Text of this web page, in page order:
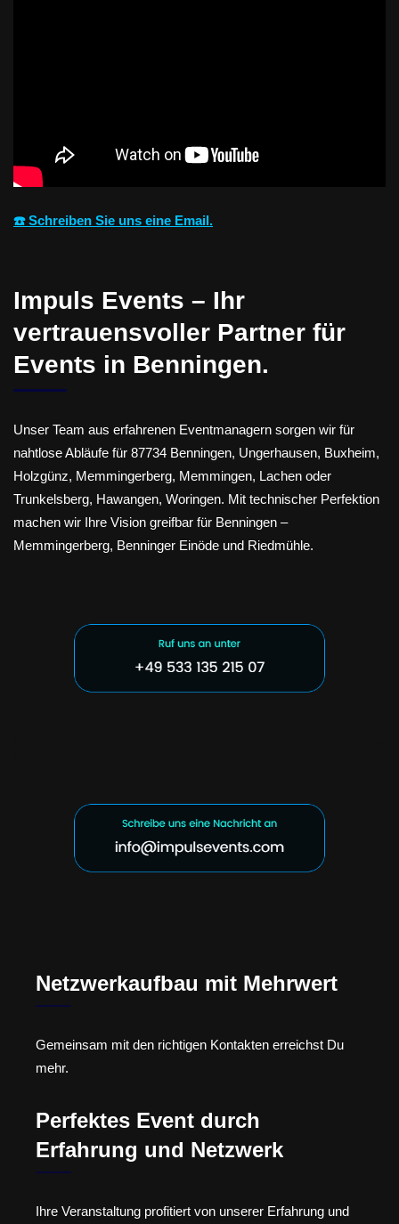
☎️ Schreiben Sie uns eine Email.
Impuls Events – Ihr
vertrauensvoller Partner für
Events in Benningen.
Unser Team aus erfahrenen Eventmanagern sorgen wir für
nahtlose Abläufe für 87734 Benningen, Ungerhausen, Buxheim,
Holzgünz, Memmingerberg, Memmingen, Lachen oder
Trunkelsberg, Hawangen, Woringen. Mit technischer Perfektion
machen wir Ihre Vision greifbar für Benningen –
Memmingerberg, Benninger Einöde und Riedmühle.
Netzwerkaufbau mit Mehrwert
Gemeinsam mit den richtigen Kontakten erreichst Du
mehr.
Perfektes Event durch
Erfahrung und Netzwerk
Ihre Veranstaltung profitiert von unserer Erfahrung und